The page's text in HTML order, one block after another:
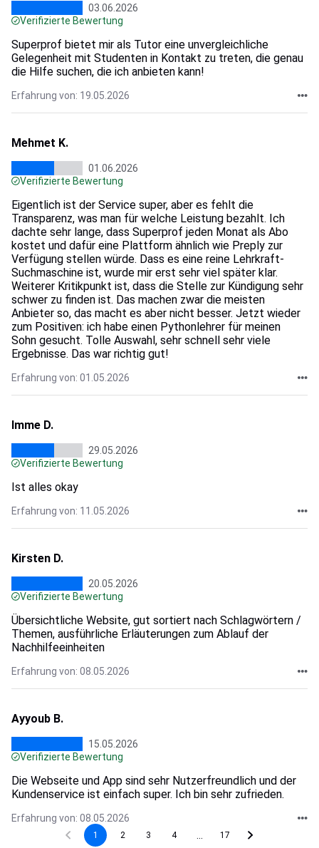
03.06.2026
Verifizierte Bewertung
Superprof bietet mir als Tutor eine unvergleichliche
Gelegenheit mit Studenten in Kontakt zu treten, die genau
die Hilfe suchen, die ich anbieten kann!
Erfahrung von: 19.05.2026
Mehmet K.
01.06.2026
Verifizierte Bewertung
Eigentlich ist der Service super, aber es fehlt die
Transparenz, was man für welche Leistung bezahlt. Ich
dachte sehr lange, dass Superprof jeden Monat als Abo
kostet und dafür eine Plattform ähnlich wie Preply zur
Verfügung stellen würde. Dass es eine reine Lehrkraft-
Suchmaschine ist, wurde mir erst sehr viel später klar.
Weiterer Kritikpunkt ist, dass die Stelle zur Kündigung sehr
schwer zu finden ist. Das machen zwar die meisten
Anbieter so, das macht es aber nicht besser. Jetzt wieder
zum Positiven: ich habe einen Pythonlehrer für meinen
Sohn gesucht. Tolle Auswahl, sehr schnell sehr viele
Ergebnisse. Das war richtig gut!
Erfahrung von: 01.05.2026
Imme D.
29.05.2026
Verifizierte Bewertung
Ist alles okay
Erfahrung von: 11.05.2026
Kirsten D.
20.05.2026
Verifizierte Bewertung
Übersichtliche Website, gut sortiert nach Schlagwörtern /
Themen, ausführliche Erläuterungen zum Ablauf der
Nachhilfeeinheiten
Erfahrung von: 08.05.2026
Ayyoub B.
15.05.2026
Verifizierte Bewertung
Die Webseite und App sind sehr Nutzerfreundlich und der
Kundenservice ist einfach super. Ich bin sehr zufrieden.
Erfahrung von: 08.05.2026
1 2 3 4 17